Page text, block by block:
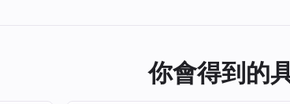
你會得到的